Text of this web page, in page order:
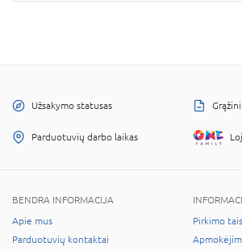
Užsakymo statusas
Parduotuvių darbo laikas
BENDRA INFORMACIJA
Apie mus
Parduotuvių kontaktai
Pirkimo